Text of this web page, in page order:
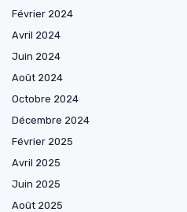
Février 2024
Avril 2024
Juin 2024
Août 2024
Octobre 2024
Décembre 2024
Février 2025
Avril 2025
Juin 2025
Août 2025